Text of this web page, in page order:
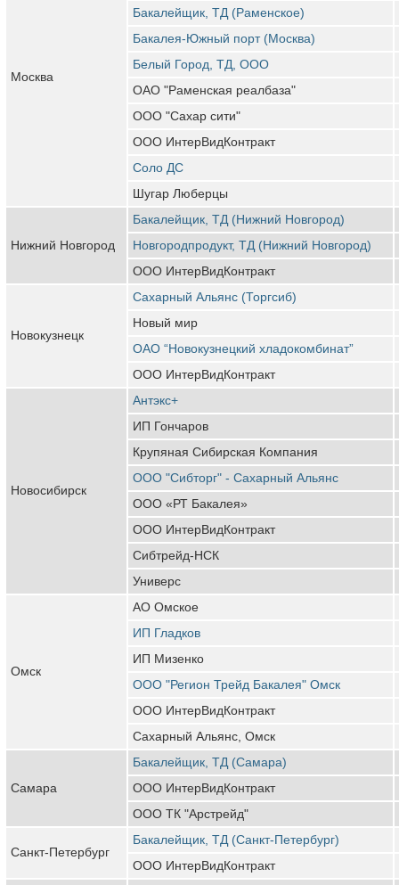
Москва
Бакалейщик, ТД (Раменское)
Бакалея-Южный порт (Москва)
Белый Город, ТД, ООО
ОАО "Раменская реалбаза"
ООО "Сахар сити"
ООО ИнтерВидКонтракт
Соло ДС
Шугар Люберцы
Нижний Новгород
Бакалейщик, ТД (Нижний Новгород)
Новгородпродукт, ТД (Нижний Новгород)
ООО ИнтерВидКонтракт
Новокузнецк
Сахарный Альянс (Торгсиб)
Новый мир
ОАО “Новокузнецкий хладокомбинат”
ООО ИнтерВидКонтракт
Новосибирск
Антэкс+
ИП Гончаров
Крупяная Сибирская Компания
ООО "Сибторг" - Сахарный Альянс
ООО «РТ Бакалея»
ООО ИнтерВидКонтракт
Сибтрейд-НСК
Универс
Омск
АО Омское
ИП Гладков
ИП Мизенко
ООО "Регион Трейд Бакалея" Омск
ООО ИнтерВидКонтракт
Сахарный Альянс, Омск
Самара
Бакалейщик, ТД (Самара)
ООО ИнтерВидКонтракт
ООО ТК "Арстрейд"
Санкт-Петербург
Бакалейщик, ТД (Санкт-Петербург)
ООО ИнтерВидКонтракт